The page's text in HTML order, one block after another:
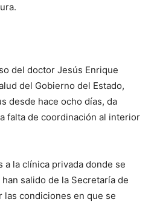
del doctor Jesús Enrique
del Gobierno del Estado,
desde hace ocho días, da
falta de coordinación al interior
a la clínica privada donde se
salido de la Secretaría de
las condiciones en que se